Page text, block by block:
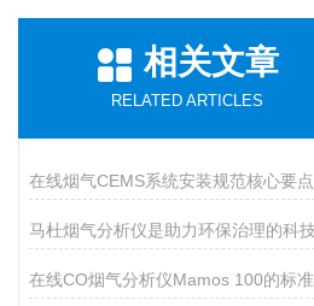
相关文章
RELATED ARTICLES
在线烟气CEMS系统安装规范核心要点